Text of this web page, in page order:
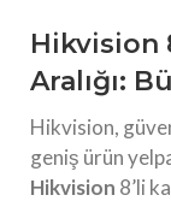
Hikvision
Aralığı:
Hikvision,
geniş ürün
Hikvision 8’li